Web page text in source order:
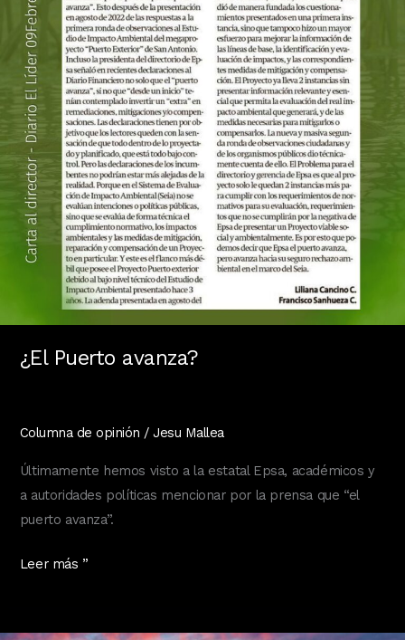
¿El Puerto avanza?
Columna de opinión /Jesu Mallea
Últimamente hemos visto a la estatal Epsa, académicos y
a autoridades políticas mencionar por la prensa que “el
puerto avanza”.
¿El
Leer más ”